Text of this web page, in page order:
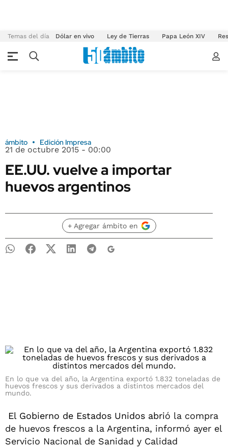
Temas del día Dólar en vivo Ley de Tierras Papa León XIV
ámbito Edición Impresa
21 de octubre 2015 - 00:00
EE.UU. vuelve a importar
huevos argentinos
+ Agregar ámbito en
En lo que va del año, la Argentina exportó 1.832 toneladas de
huevos frescos y sus derivados a distintos mercados del
mundo.
El Gobierno de Estados Unidos abrió la compra
de huevos frescos a la Argentina, informó ayer el
Servicio Nacional de Sanidad y Calidad